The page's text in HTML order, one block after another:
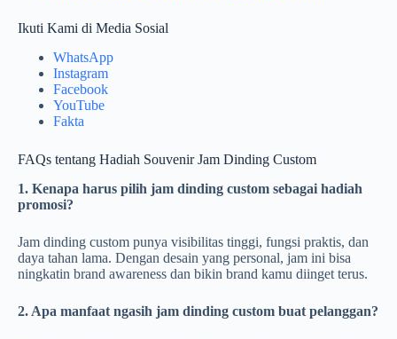
Ikuti Kami di Media Sosial
WhatsApp
Instagram
Facebook
YouTube
Fakta
FAQs tentang Hadiah Souvenir Jam Dinding Custom
1. Kenapa harus pilih jam dinding custom sebagai hadiah
promosi?
Jam dinding custom punya visibilitas tinggi, fungsi praktis, dan
daya tahan lama. Dengan desain yang personal, jam ini bisa
ningkatin brand awareness dan bikin brand kamu diinget terus.
2. Apa manfaat ngasih jam dinding custom buat pelanggan?